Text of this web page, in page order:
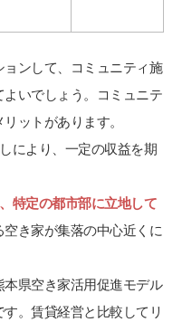
ンして、コミュニティ施
いでしょう。コミュニテ
ットがあります。
により、一定の収益を期
特定の都市部に立地して
空き家が集落の中心近くに
県空き家活用促進モデル
。賃貸経営と比較してリ